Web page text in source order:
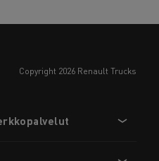
copyright 2026 Renault Trucks